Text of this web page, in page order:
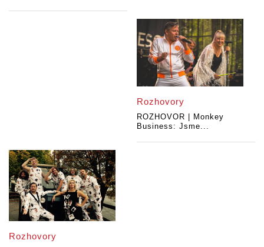
Rozhovory
ROZHOVOR | Monkey
Business: Jsme...
Rozhovory